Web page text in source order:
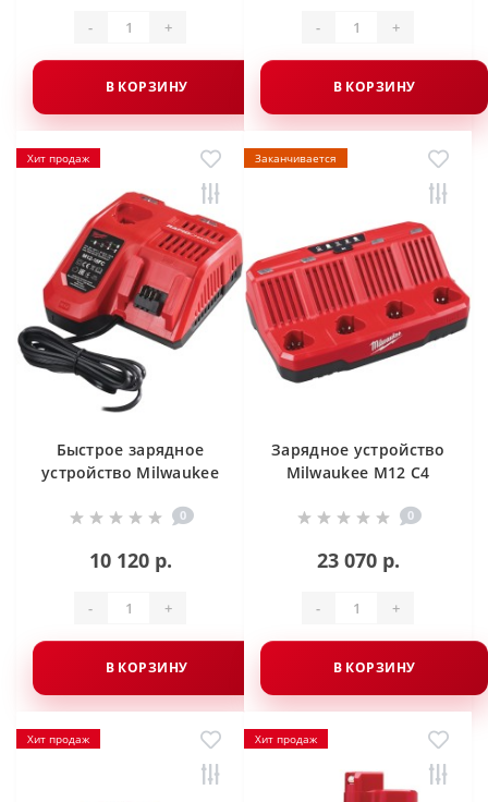
- +
В КОРЗИНУ
- +
В КОРЗИНУ
Хит продаж
Быстрое зарядное
устройство Milwaukee
0
10 120 р.
- +
В КОРЗИНУ
Заканчивается
Зарядное устройство
Milwaukee M12 C4
0
23 070 р.
- +
В КОРЗИНУ
Хит продаж Хит продаж